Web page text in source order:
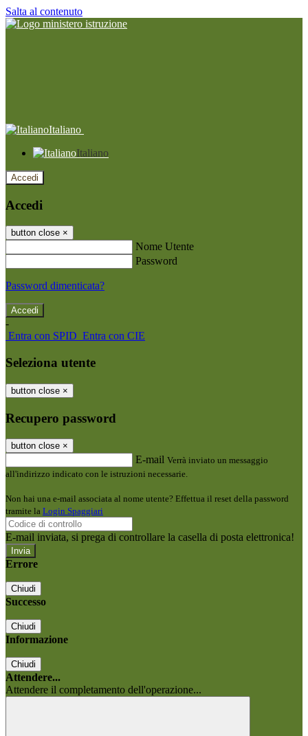
Salta al contenuto
Italiano
Italiano
Accedi
Accedi
button close ×
Nome Utente
Password
Password dimenticata?
-
Entra con SPID Entra con CIE
Seleziona utente
button close ×
Recupero password
button close ×
E-mail Verrà inviato un messaggio
all'indirizzo indicato con le istruzioni necessarie.
Non hai una e-mail associata al nome utente? Effettua il reset della password
tramite la Login Spaggiari
E-mail inviata, si prega di controllare la casella di posta elettronica!
Errore
Chiudi
Successo
Chiudi
Informazione
Chiudi
Attendere...
Attendere il completamento dell'operazione...